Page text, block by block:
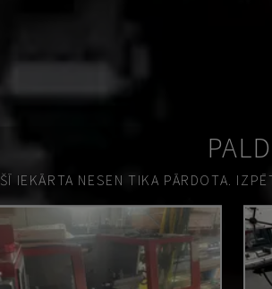
ŠĪ IEKĀRTA NESEN TIKA PĀRDOTA.